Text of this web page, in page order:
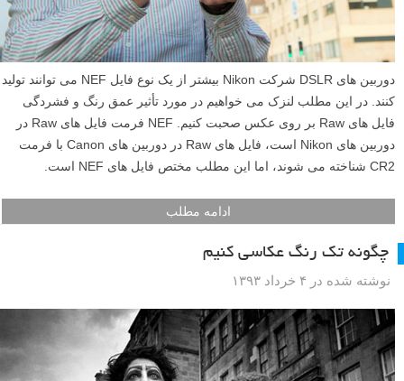
دوربین های DSLR شرکت Nikon بیشتر از یک نوع فایل NEF می توانند تولید
کنند. در این مطلب لنزک می خواهیم در مورد تأثیر عمق رنگ و فشردگی
فایل های Raw بر روی عکس صحبت کنیم. NEF فرمت فایل های Raw در
دوربین های Nikon است، فایل های Raw در دوربین های Canon با فرمت
CR2 شناخته می شوند، اما این مطلب مختص فایل های NEF است.
ادامه مطلب
چگونه تک رنگ عکاسی کنیم
نوشته شده در ۴ خرداد ۱۳۹۳